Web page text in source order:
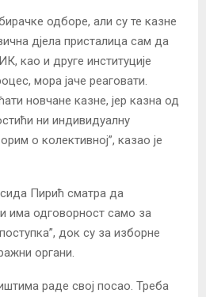
одборе, али су те казне
дјела присталица сам да
као и друге институције
мора јаче реаговати.
новчане казне, јер казна од
ни индивидуалну
о колективној”, казао је
Пирић сматра да
има одговорност само за
док су за изборне
органи.
раде свој посао. Треба